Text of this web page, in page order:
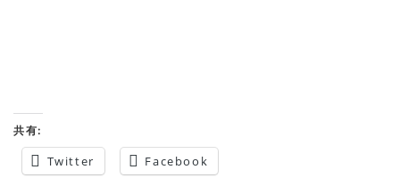
共有:
Twitter Facebook